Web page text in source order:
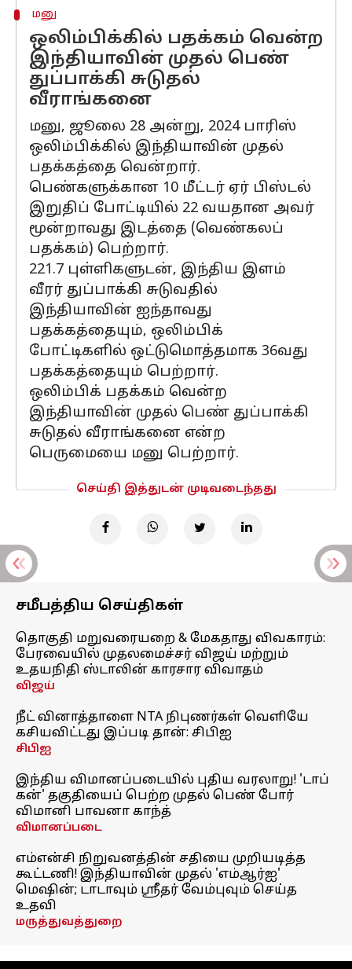
மனு
ஒலிம்பிக்கில் பதக்கம் வென்ற
இந்தியாவின் முதல் பெண்
துப்பாக்கி சுடுதல்
வீராங்கனை
மனு, ஜூலை 28 அன்று, 2024 பாரிஸ்
ஒலிம்பிக்கில் இந்தியாவின் முதல்
பதக்கத்தை வென்றார்.
பெண்களுக்கான 10 மீட்டர் ஏர் பிஸ்டல்
இறுதிப் போட்டியில் 22 வயதான அவர்
மூன்றாவது இடத்தை (வெண்கலப்
பதக்கம்) பெற்றார்.
221.7 புள்ளிகளுடன், இந்திய இளம்
வீரர் துப்பாக்கி சுடுவதில்
இந்தியாவின் ஐந்தாவது
பதக்கத்தையும், ஒலிம்பிக்
போட்டிகளில் ஒட்டுமொத்தமாக 36வது
பதக்கத்தையும் பெற்றார்.
ஒலிம்பிக் பதக்கம் வென்ற
இந்தியாவின் முதல் பெண் துப்பாக்கி
சுடுதல் வீராங்கனை என்ற
பெருமையை மனு பெற்றார்.
செய்தி இத்துடன் முடிவடைந்தது
சமீபத்திய செய்திகள்
தொகுதி மறுவரையறை & மேகதாது விவகாரம்:
பேரவையில் முதலமைச்சர் விஜய் மற்றும்
உதயநிதி ஸ்டாலின் காரசார விவாதம்
விஜய்
நீட் வினாத்தாளை NTA நிபுணர்கள் வெளியே
கசியவிட்டது இப்படி தான்: சிபிஐ
சிபிஐ
இந்திய விமானப்படையில் புதிய வரலாறு! 'டாப்
கன்' தகுதியைப் பெற்ற முதல் பெண் போர்
விமானி பாவனா காந்த்
விமானப்படை
எம்என்சி நிறுவனத்தின் சதியை முறியடித்த
கூட்டணி! இந்தியாவின் முதல் 'எம்ஆர்ஐ'
மெஷின்; டாடாவும் ஸ்ரீதர் வேம்புவும் செய்த
உதவி
மருத்துவத்துறை